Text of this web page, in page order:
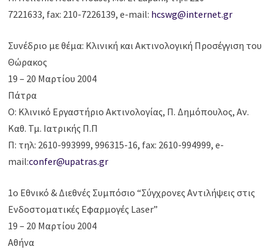
7221633, fax: 210-7226139, e-mail: hcswg@internet.gr
Συνέδριο με θέμα: Κλινική και Ακτινολογική Προσέγγιση του
Θώρακος
19 – 20 Μαρτίου 2004
Πάτρα
Ο: Κλινικό Εργαστήριο Ακτινολογίας, Π. Δημόπουλος, Αν.
Καθ. Τμ. Ιατρικής Π.Π
Π: τηλ: 2610-993999, 996315-16, fax: 2610-994999, e-
mail:confer@upatras.gr
1ο Εθνικό & Διεθνές Συμπόσιο “Σύγχρονες Αντιλήψεις στις
Ενδοστοματικές Εφαρμογές Laser”
19 – 20 Μαρτίου 2004
Αθήνα